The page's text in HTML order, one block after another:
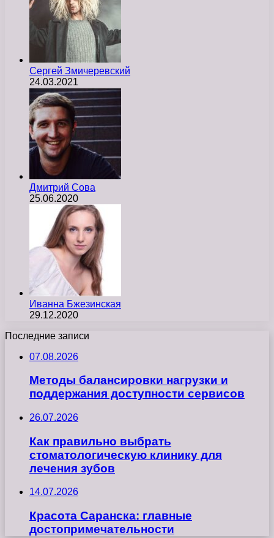
Сергей Змичеревский
24.03.2021
Дмитрий Сова
25.06.2020
Иванна Бжезинская
29.12.2020
Последние записи
07.08.2026
Методы балансировки нагрузки и
поддержания доступности сервисов
26.07.2026
Как правильно выбрать
стоматологическую клинику для
лечения зубов
14.07.2026
Красота Саранска: главные
достопримечательности